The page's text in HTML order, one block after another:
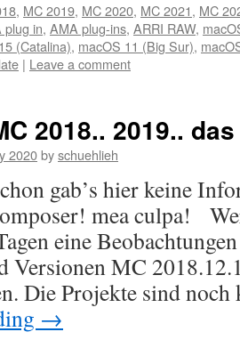
, MC 2019, MC 2020, MC 2021, MC
plug in, AMA plug-ins, ARRI RAW,
(Catalina), macOS 11 (Big Sur),
| Leave a comment
2018.. 2019..
2020byschuehlieh
gab’s hier keine
mea culpa!
eine
Versionen MC
Die Projekte sind
→